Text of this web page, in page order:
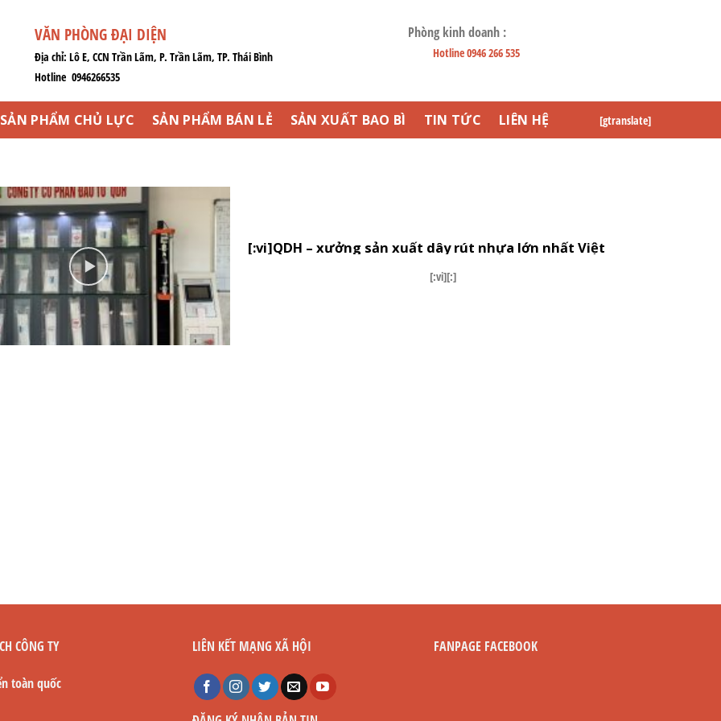
VĂN PHÒNG ĐẠI DIỆN
Địa chỉ: Lô E, CCN Trần Lãm, P. Trần Lãm, TP. Thái Bình
Hotline 0946266535
Phòng kinh doanh :
Hotline 0946 266 535
SẢN PHẨM CHỦ LỰC SẢN PHẨM BÁN LẺ SẢN XUẤT BAO BÌ TIN TỨC LIÊN HỆ [gtranslate]
[:vi]QDH – xưởng sản xuất dây rút nhựa lớn nhất Việt
[:vi][:]
CÔNG TY
toàn quốc
LIÊN KẾT MẠNG XÃ HỘI FANPAGE FACEBOOK